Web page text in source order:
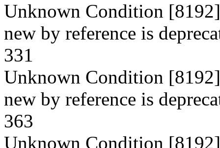
Unknown Condition
new by reference is
331
Unknown Condition
new by reference is
363
Unknown Condition